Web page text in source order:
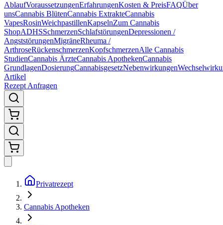
AblaufVoraussetzungenErfahrungenKosten & PreisFAQÜber
unsCannabis BlütenCannabis ExtrakteCannabis
VapesRosinWeichpastillenKapselnZum Cannabis
ShopADHSSchmerzenSchlafstörungenDepressionen /
AngststörungenMigräneRheuma /
ArthroseRückenschmerzenKopfschmerzenAlle Cannabis
StudienCannabis ÄrzteCannabis ApothekenCannabis
GrundlagenDosierungCannabisgesetzNebenwirkungen
Artikel
Rezept Anfragen
Privatrezept
Cannabis Apotheken